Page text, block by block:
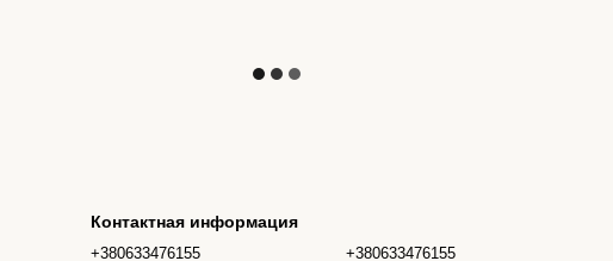
Контактная информация
+380633476155 +380633476155